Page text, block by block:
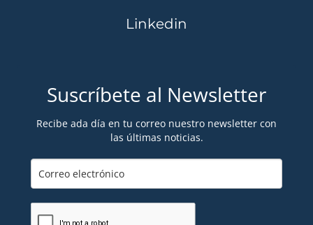
Linkedin
Suscríbete al Newsletter
Recibe ada día en tu correo nuestro newsletter con
las últimas noticias.